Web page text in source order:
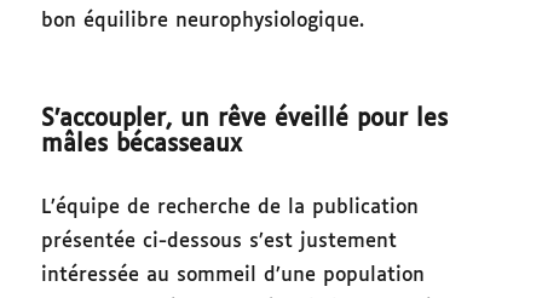
bon équilibre neurophysiologique.
S’accoupler, un rêve éveillé pour les
mâles bécasseaux
L’équipe de recherche de la publication
présentée ci-dessous s’est justement
intéressée au sommeil d’une population